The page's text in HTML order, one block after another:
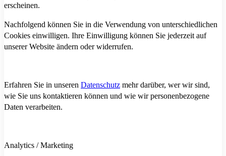
erscheinen.
Nachfolgend können Sie in die Verwendung von unterschiedlichen
Cookies einwilligen. Ihre Einwilligung können Sie jederzeit auf
unserer Website ändern oder widerrufen.
Erfahren Sie in unseren Datenschutz mehr darüber, wer wir sind,
wie Sie uns kontaktieren können und wie wir personenbezogene
Daten verarbeiten.
Analytics / Marketing